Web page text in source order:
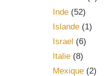
Inde(52)
Islande(1)
Israel (6)
Italie(8)
Mexique(2)